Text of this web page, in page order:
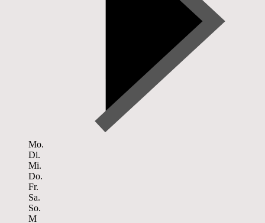
Mo.
Di.
Mi.
Do.
Fr.
Sa.
So.
M